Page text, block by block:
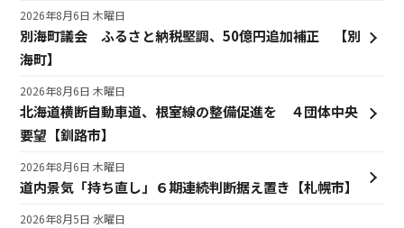
別海町議会 ふるさと納税堅調、50億円追加補正 【別
海町】
2026年8月6日 木曜日
北海道横断自動車道、根室線の整備促進を ４団体中央
要望【釧路市】
2026年8月6日 木曜日
道内景気「持ち直し」６期連続判断据え置き【札幌市】
2026年8月6日 木曜日
2026年8月5日 水曜日